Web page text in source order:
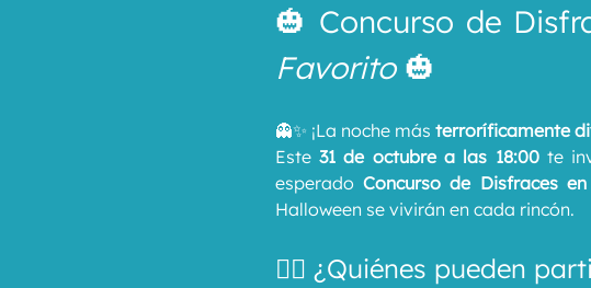
🎃 Concurso de
Favorito 🎃
👻✨ ¡La noche más terroríficamente
Este 31 de octubre a las 18:00 te
esperado Concurso de Disfraces
Halloween se vivirán en cada rincón.
🧛‍♀️ ¿Quiénes pueden